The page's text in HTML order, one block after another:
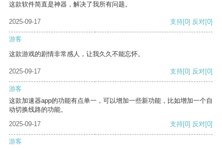
这款软件简直是神器，解决了我所有问题。
2025-09-17 支持[0] 反对[0]
游客
这款游戏的剧情非常感人，让我久久不能忘怀。
2025-09-17 支持[0] 反对[0]
游客
这款加速器app的功能有点单一，可以增加一些新功能，比如增加一个自
动切换线路的功能。
2025-09-17
支持[0] 反对[0]
游客